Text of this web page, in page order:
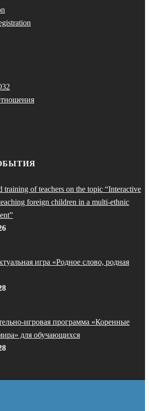
training of teachers on the topic “Interactive
foreign children in a multi-ethnic
игра «Родное слово, родная
игровая программа «Коренные
для обучающихся